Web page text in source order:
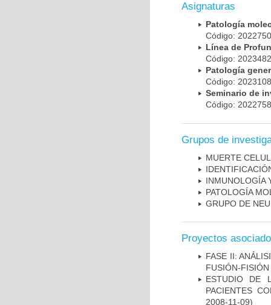
Asignaturas
Patología
Código:
Línea de
Código:
Patología
Código:
Seminario de
Código:
Grupos de
MUERTE
INMUNOLOGÍA
PATOLOGÍA
GRUPO DE
Proyectos
FASE II:
FUSIÓN-
ESTUDIO DE
PACIENTES
2008-11-09)